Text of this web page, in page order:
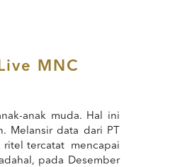
MNC
anak muda. Hal ini
Melansir data dari PT
ritel tercatat mencapai
pada Desember